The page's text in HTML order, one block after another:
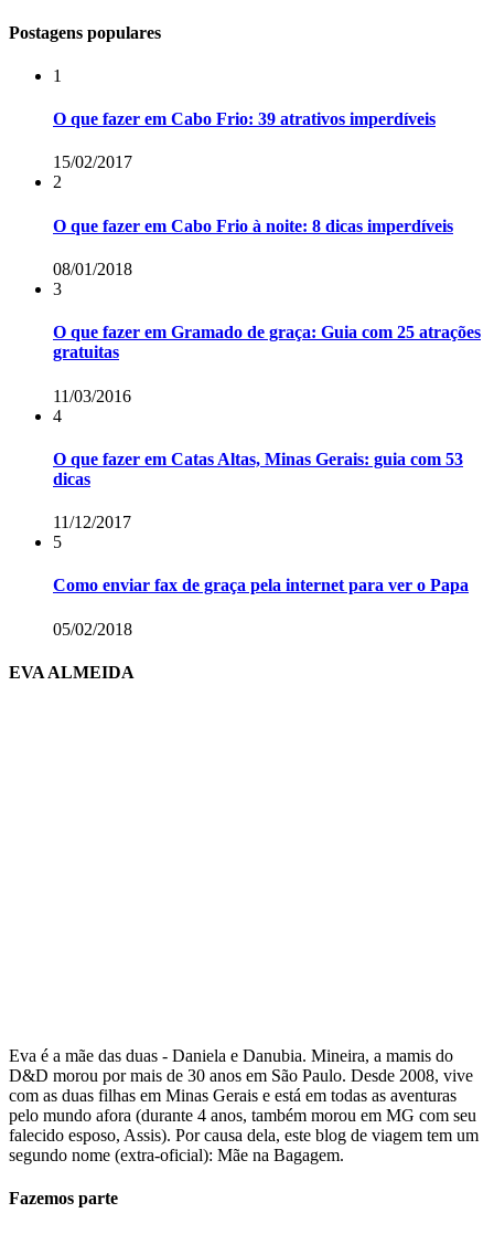
Postagens populares
1
O que fazer em Cabo Frio: 39 atrativos imperdíveis
15/02/2017
2
O que fazer em Cabo Frio à noite: 8 dicas imperdíveis
08/01/2018
3
O que fazer em Gramado de graça: Guia com 25 atrações
gratuitas
11/03/2016
4
O que fazer em Catas Altas, Minas Gerais: guia com 53
dicas
11/12/2017
5
Como enviar fax de graça pela internet para ver o Papa
05/02/2018
EVA ALMEIDA
Eva é a mãe das duas - Daniela e Danubia. Mineira, a mamis do
D&D morou por mais de 30 anos em São Paulo. Desde 2008, vive
com as duas filhas em Minas Gerais e está em todas as aventuras
pelo mundo afora (durante 4 anos, também morou em MG com seu
falecido esposo, Assis). Por causa dela, este blog de viagem tem um
segundo nome (extra-oficial): Mãe na Bagagem.
Fazemos parte